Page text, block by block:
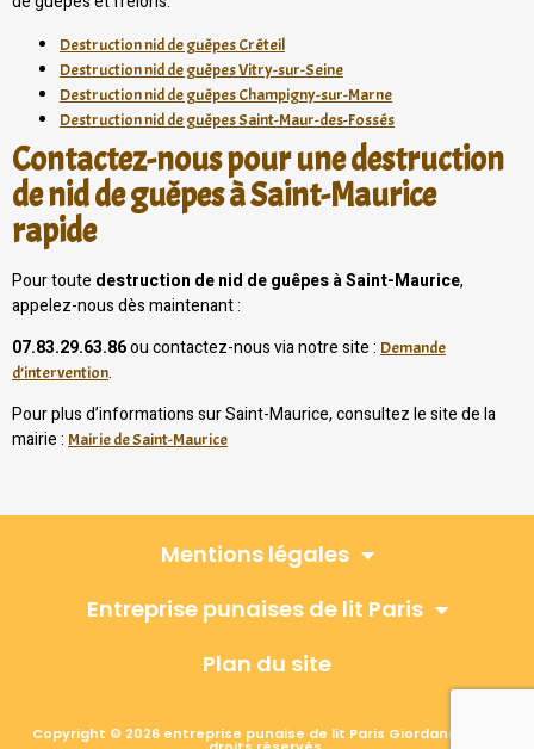
Destruction nid de guêpes Créteil
Destruction nid de guêpes Vitry-sur-Seine
Destruction nid de guêpes Champigny-sur-Marne
Destruction nid de guêpes Saint-Maur-des-Fossés
Contactez-nous pour une destruction
de nid de guêpes à Saint-Maurice
rapide
Pour toute destruction de nid de guêpes à Saint-Maurice,
appelez-nous dès maintenant :
07.83.29.63.86ou contactez-nous via notre site : Demande
d’intervention.
Pour plus d’informations sur Saint-Maurice, consultez le site de la
mairie : Mairie de Saint-Maurice
Mentions légales
Entreprise punaises de lit Paris
Plan du site
Copyright © 2026 entreprise punaise de lit Paris Giordano, Tous